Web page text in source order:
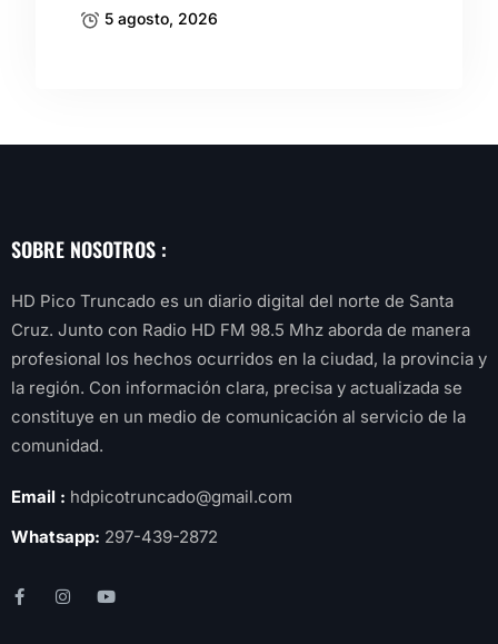
5 agosto, 2026
SOBRE NOSOTROS :
HD Pico Truncado es un diario digital del norte de Santa
Cruz. Junto con Radio HD FM 98.5 Mhz aborda de manera
profesional los hechos ocurridos en la ciudad, la provincia y
la región. Con información clara, precisa y actualizada se
constituye en un medio de comunicación al servicio de la
comunidad.
Email : hdpicotruncado@gmail.com
Whatsapp: 297-439-2872